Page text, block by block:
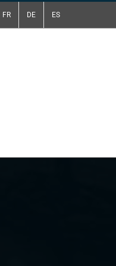
FR DE ES